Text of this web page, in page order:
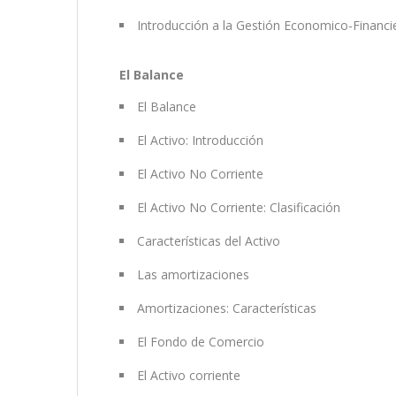
Introducción a la Gestión Economico-
El Balance
El Balance
El Activo: Introducción
El Activo No Corriente
El Activo No Corriente: Clasificación
Características del Activo
Las amortizaciones
Amortizaciones: Características
El Fondo de Comercio
El Activo corriente